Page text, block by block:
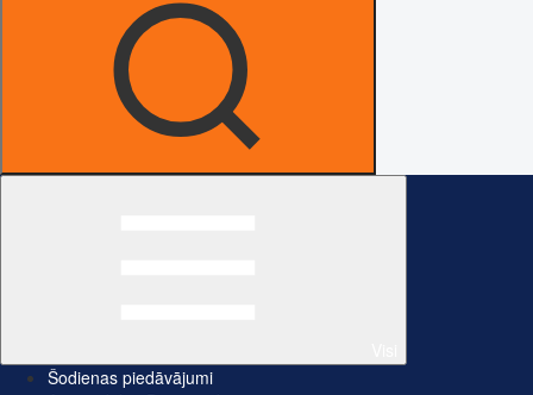
Šodienas piedāvājumi